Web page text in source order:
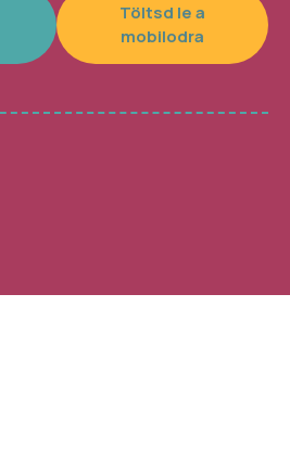
Töltsd le a
mobilodra